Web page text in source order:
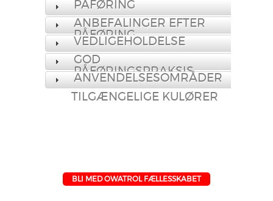
PÅFØRING
ANBEFALINGER EFTER
PÅFØRING
VEDLIGEHOLDELSE
GOD
PÅFØRINGSPRAKSIS
ANVENDELSESOMRÅDER
TILGÆNGELIGE KULØRER
BLI MED OWATROL FÆLLESSKABET